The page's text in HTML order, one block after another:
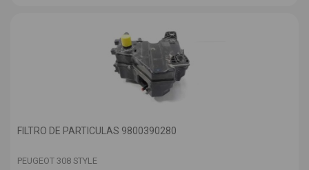
FILTRO DE PARTICULAS 9800390280
PEUGEOT 308 STYLE